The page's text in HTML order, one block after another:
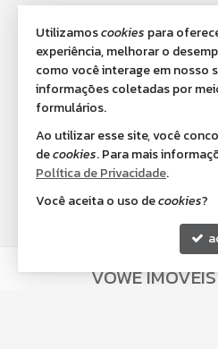
Conclusão:
Sim, investir na
patrimonial e
longo dos anos.
O segredo está em
Para encontrar
assessoria de uma
inteligente.
VOWE IMÓVEIS
Utilizamoscookies para
experiência, melhorar o
como você interage em nosso
informações coletadas por
formulários.
Ao utilizar esse site, você
decookies. Para mais
Política de Privacidade.
Você aceita o uso decookies?